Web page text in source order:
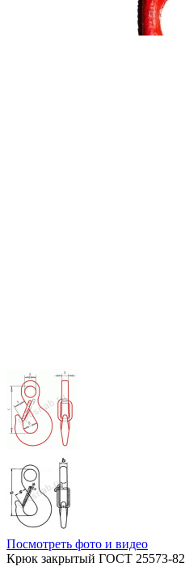
Посмотреть фото и видео
Крюк закрытый ГОСТ 25573-82